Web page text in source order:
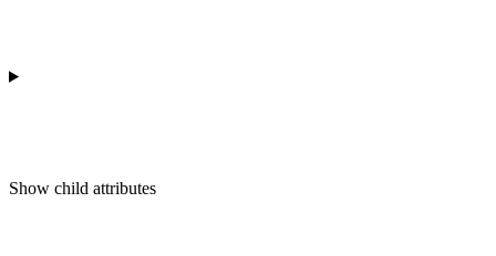
Show child attributes